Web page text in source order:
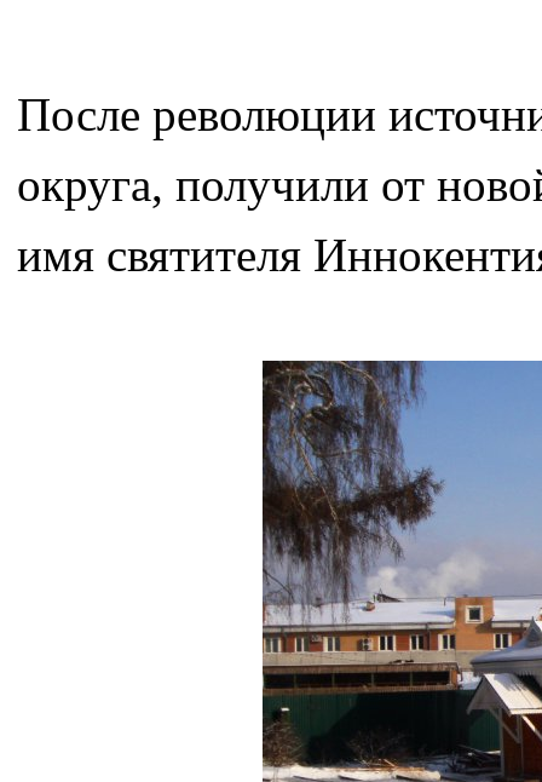
После революции
округа, получили от
имя святителя